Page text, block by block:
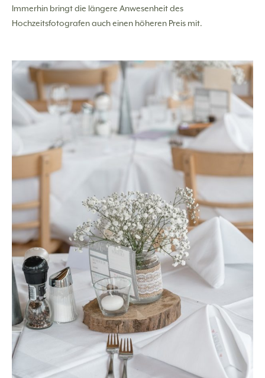
Immerhin bringt die längere Anwesenheit des
Hochzeitsfotografen auch einen höheren Preis mit.